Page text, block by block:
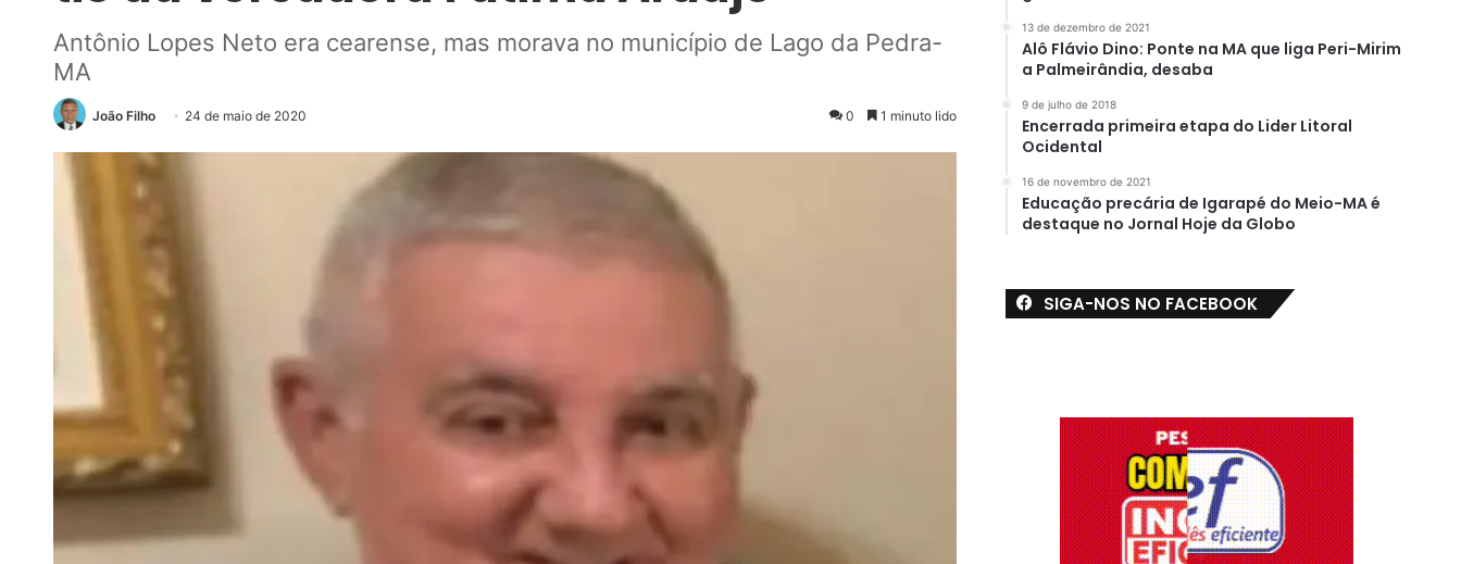
Antônio Lopes Neto era cearense, mas morava no município de Lago da Pedra-
MA
João Filho 24 de maio de 2020 0 1 minuto lido
13 de dezembro de 2021
Alô Flávio Dino: Ponte na MA que liga Peri-Mirim
a Palmeirândia, desaba
9 de julho de 2018
Encerrada primeira etapa do Lider Litoral
Ocidental
16 de novembro de 2021
Educação precária de Igarapé do Meio-MA é
destaque no Jornal Hoje da Globo
SIGA-NOS NO FACEBOOK